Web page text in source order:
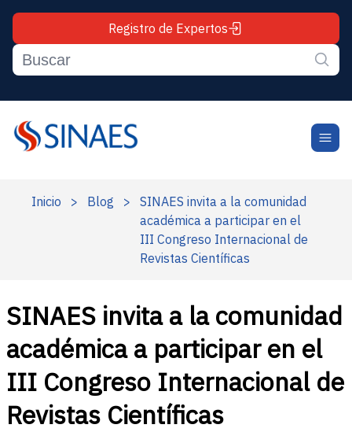
Registro de Expertos
Inicio > Blog >
SINAES invita a la comunidad
académica a participar en el
III Congreso Internacional de
Revistas Científicas
SINAES invita a la comunidad
académica a participar en el
III Congreso Internacional de
Revistas Científicas